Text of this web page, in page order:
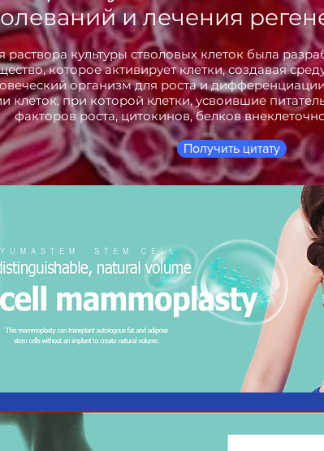
и лечения
раствора культуры стволовых клеток была
которое активирует клетки, создавая
организм для роста и
клеток, при которой клетки, усвоившие
факторов роста, цитокинов, белков
Получить цитату